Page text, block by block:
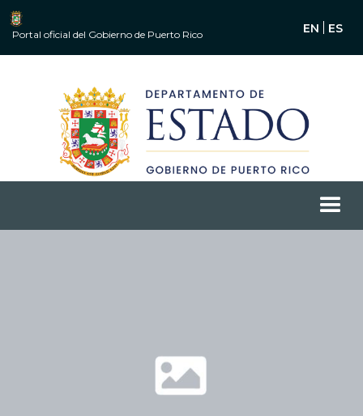
Portal oficial del Gobierno de Puerto Rico EN ES